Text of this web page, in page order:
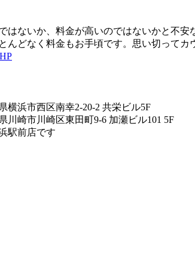
はないか、料金が高いのではないかと不
んどなく料金もお手頃です。思い切ってカ
横浜市西区南幸2-20-2 共栄ビル5F
川崎市川崎区東田町9-6 加瀬ビル101 5F
駅前店です